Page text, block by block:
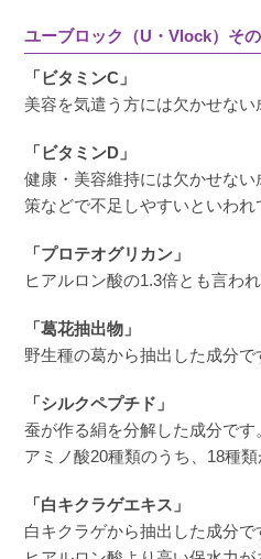
ユーブロック（U・Vlock）そ
「ビタミンC」
美容を気遣う方には欠かせない
「ビタミンD」
健康・美容維持には欠かせな
策などで不足しやすいといわれ
「プロテオグリカン」
ヒアルロン酸の1.3倍とも言わ
「葛花抽出物」
野生種の葛から抽出した成分で
「シルクペプチド」
蚕が作る絹を分解した成分で
アミノ酸20種類のうち、18種類
「白キクラゲエキス」
白キクラゲから抽出した成分で